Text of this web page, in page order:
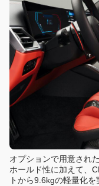
オプションで用意され
ホールド性に加えて、
トから9.6kgの軽量化を